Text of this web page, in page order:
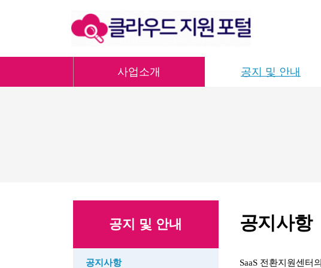
사업소개 공지 및 안내
공지사항
SaaS 전환지원센터의
공지 및 안내
공지사항